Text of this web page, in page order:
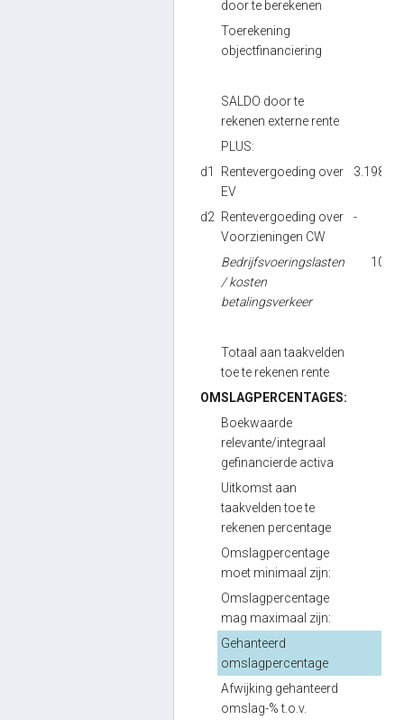
door te berekenen
Toerekening
objectfinanciering
SALDO door te
rekenen externe rente
PLUS:
d1
Rentevergoeding over
EV
3.198
d2 Rentevergoeding over
Voorzieningen CW
-
Bedrijfsvoeringslasten
/ kosten
betalingsverkeer
103
Totaal aan taakvelden
toe te rekenen rente
OMSLAGPERCENTAGES:
Boekwaarde
relevante/integraal
gefinancierde activa
Uitkomst aan
taakvelden toe te
rekenen percentage
Omslagpercentage
moet minimaal zijn:
Omslagpercentage
mag maximaal zijn:
Gehanteerd
omslagpercentage
Afwijking gehanteerd
omslag-% t.o.v.